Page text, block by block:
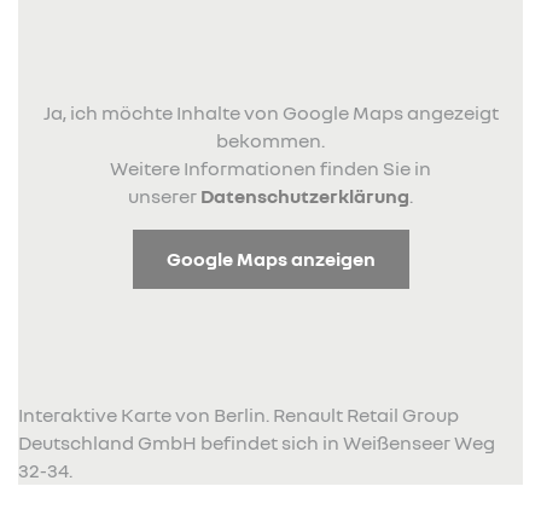
Ja, ich möchte Inhalte von Google Maps angezeigt
bekommen.
Weitere Informationen finden Sie in
unserer Datenschutzerklärung.
Google Maps anzeigen
Interaktive Karte von Berlin. Renault Retail Group
Deutschland GmbH befindet sich in Weißenseer Weg
32-34.